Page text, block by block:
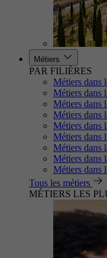
Métiers
PAR FILIÈRES
Métiers dans
Métiers dans
Métiers dans
Métiers dans
Métiers dans
Métiers dans
Métiers dans
Métiers dans
Métiers dans
Tous les métiers
MÉTIERS LES